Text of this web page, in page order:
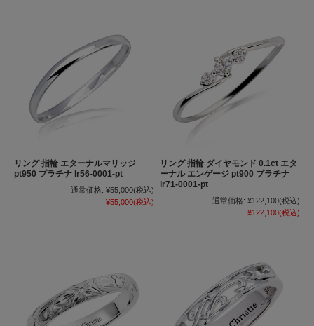
リング 指輪 エターナルマリッジ
pt950 プラチナ lr56-0001-pt
通常価格: ¥55,000(税込)
¥55,000(税込)
リング 指輪 ダイヤモンド 0.1ct エタ
ーナル エンゲージ pt900 プラチナ
lr71-0001-pt
通常価格: ¥122,100(税込)
¥122,100(税込)